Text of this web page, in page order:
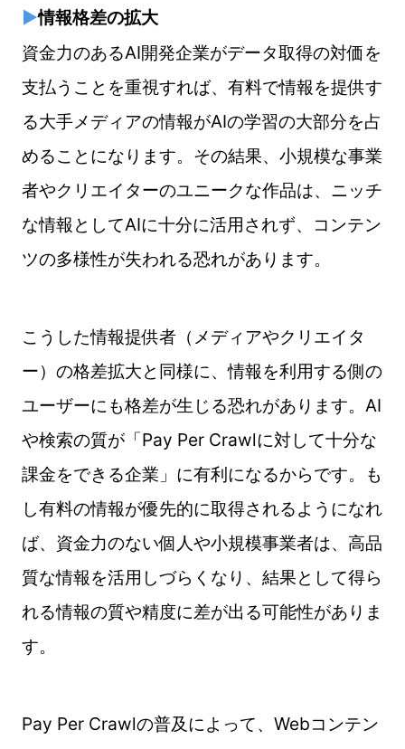
▶情報格差の拡大
資金力のあるAI開発企業がデータ取得の対価を
支払うことを重視すれば、有料で情報を提供す
る大手メディアの情報がAIの学習の大部分を占
めることになります。その結果、小規模な事業
者やクリエイターのユニークな作品は、ニッチ
な情報としてAIに十分に活用されず、コンテン
ツの多様性が失われる恐れがあります。
こうした情報提供者（メディアやクリエイタ
ー）の格差拡大と同様に、情報を利用する側の
ユーザーにも格差が生じる恐れがあります。AI
や検索の質が「Pay Per Crawlに対して十分な
課金をできる企業」に有利になるからです。も
し有料の情報が優先的に取得されるようになれ
ば、資金力のない個人や小規模事業者は、高品
質な情報を活用しづらくなり、結果として得ら
れる情報の質や精度に差が出る可能性がありま
す。
Pay Per Crawlの普及によって、Webコンテン